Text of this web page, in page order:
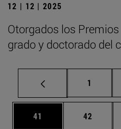
12 | 12 | 2025
Otorgados los
grado y doctorado del
Página
1
Página
41 Página
42